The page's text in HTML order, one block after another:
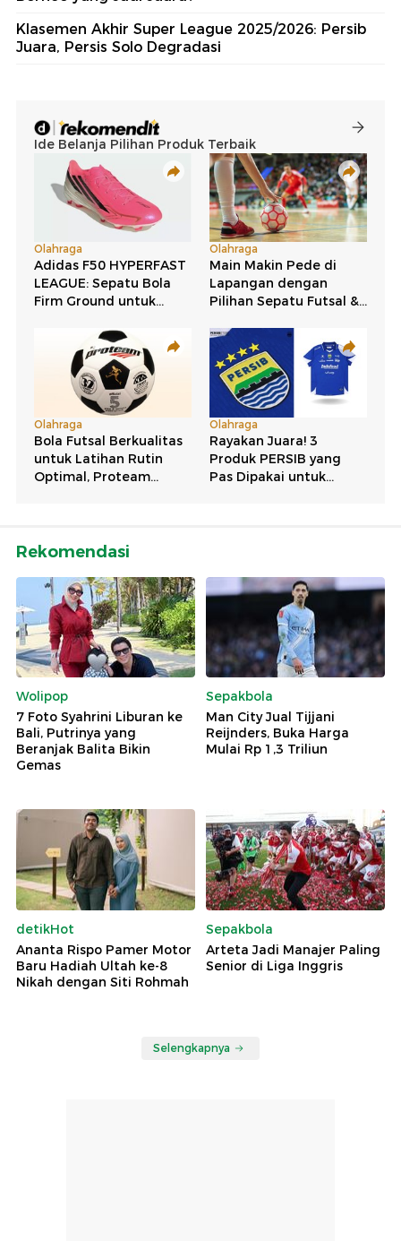
Klasemen Akhir Super League 2025/2026: Persib
Juara, Persis Solo Degradasi
Rekomendasi
Wolipop
7 Foto Syahrini Liburan ke
Bali, Putrinya yang
Beranjak Balita Bikin
Gemas
Sepakbola
Man City Jual Tijjani
Reijnders, Buka Harga
Mulai Rp 1,3 Triliun
detikHot
Ananta Rispo Pamer Motor
Baru Hadiah Ultah ke-8
Nikah dengan Siti Rohmah
Sepakbola
Arteta Jadi Manajer Paling
Senior di Liga Inggris
Selengkapnya